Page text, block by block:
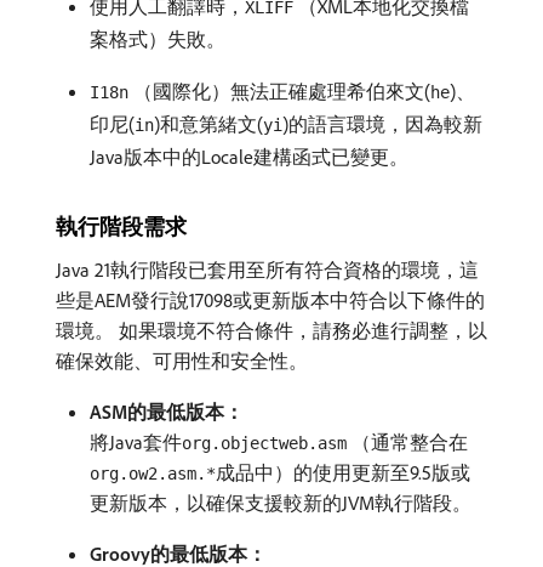
使用人工翻譯時， XLIFF
（XML本地化交換檔
案格式）失敗。
I18n （國際化）無法正確處理希伯來文(he)、
印尼(in)和意第緒文(yi)的語言環境，因為較新
Java版本中的Locale建構函式已變更。
執行階段需求
Java 21執行階段已套用至所有符合資格的環境，這
些是AEM發行說17098或更新版本中符合以下條件的
環境。 如果環境不符合條件，請務必進行調整，以
確保效能、可用性和安全性。
ASM的最低版本：
將Java套件org.objectweb.asm （通常整合在
org.ow2.asm.*成品中）的使用更新至9.5版或
更新版本，以確保支援較新的JVM執行階段。
Groovy的最低版本：